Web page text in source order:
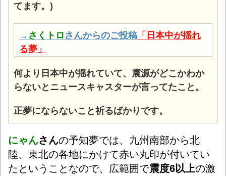
てます。)
→ さくトロ さんからのご投稿 「日本中が揺れ
る夢」
何より日本中が揺れていて、震源がどこかわか
らないとニュースキャスターが言ってたこと。
正夢にならないこと祈るばかりです。
にゃんさんの予知夢では、九州南部から北
陸、東北の各地にかけて赤い丸印が付いてい
たというこ となので、広範囲で震度6以上の激